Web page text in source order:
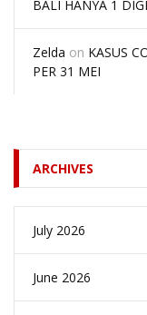
BALI HANYA 1
Zelda on KASUS
PER 31 MEI
ARCHIVES
July 2026
June 2026